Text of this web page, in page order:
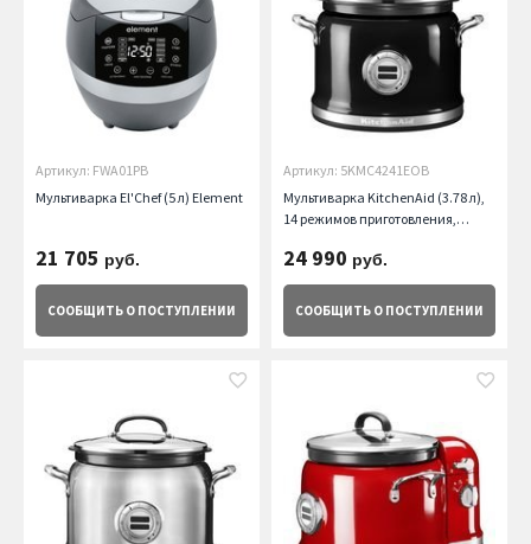
Артикул: FWA01PB
Мультиварка El'Chef (5 л) Element
21 705 руб.
СООБЩИТЬ О ПОСТУПЛЕНИИ
Артикул: 5KMC4241EOB
Мультиварка KitchenAid (3.78 л),
14 режимов приготовления,
24 990 руб.
СООБЩИТЬ О ПОСТУПЛЕНИИ